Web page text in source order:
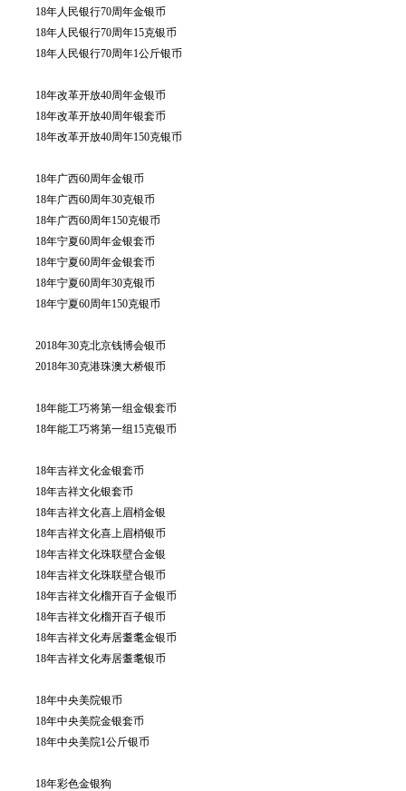
18年人民银行70周年金银币
18年人民银行70周年15克银币
18年人民银行70周年1公斤银币
18年改革开放40周年金银币
18年改革开放40周年银套币
18年改革开放40周年150克银币
18年广西60周年金银币
18年广西60周年30克银币
18年广西60周年150克银币
18年宁夏60周年金银套币
18年宁夏60周年金银套币
18年宁夏60周年30克银币
18年宁夏60周年150克银币
2018年30克北京钱博会银币
2018年30克港珠澳大桥银币
18年能工巧将第一组金银套币
18年能工巧将第一组15克银币
18年吉祥文化金银套币
18年吉祥文化银套币
18年吉祥文化喜上眉梢金银
18年吉祥文化喜上眉梢银币
18年吉祥文化珠联壁合金银
18年吉祥文化珠联壁合银币
18年吉祥文化榴开百子金银币
18年吉祥文化榴开百子银币
18年吉祥文化寿居耋耄金银币
18年吉祥文化寿居耋耄银币
18年中央美院银币
18年中央美院金银套币
18年中央美院1公斤银币
18年彩色金银狗